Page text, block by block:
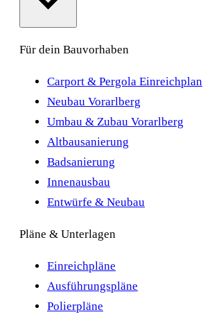
Für dein Bauvorhaben
Carport & Pergola Einreichplan
Neubau Vorarlberg
Umbau & Zubau Vorarlberg
Altbausanierung
Badsanierung
Innenausbau
Entwürfe & Neubau
Pläne & Unterlagen
Einreichpläne
Ausführungspläne
Polierpläne